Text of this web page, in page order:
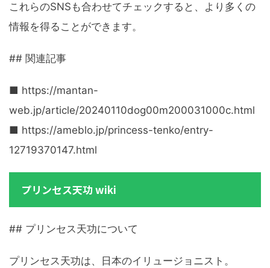
これらのSNSも合わせてチェックすると、より多くの
情報を得ることができます。
## 関連記事
■ https://mantan-
web.jp/article/20240110dog00m200031000c.html
■ https://ameblo.jp/princess-tenko/entry-
12719370147.html
プリンセス天功 wiki
## プリンセス天功について
プリンセス天功は、日本のイリュージョニスト。